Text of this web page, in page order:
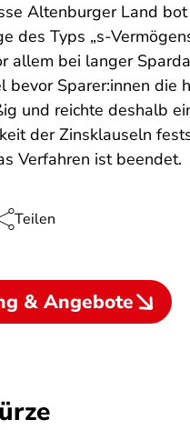
Altenburger Land
des Typs „s-
allem bei langer
bevor Sparer:innen die
und reichte deshalb
der Zinsklauseln
Verfahren ist beendet.
Teilen
& Angebote